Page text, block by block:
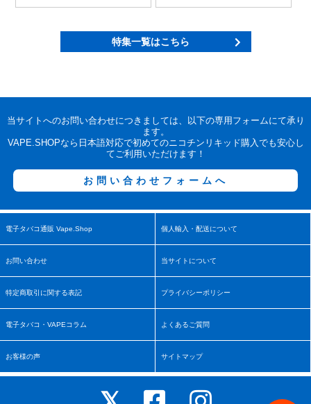
特集一覧はこちら
当サイトへのお問い合わせにつきましては、以下の専用フォームにて承り
ます。
VAPE.SHOPなら日本語対応で初めてのニコチンリキッド購入でも安心し
てご利用いただけます！
お問い合わせフォームへ
電子タバコ通販 Vape.Shop 個人輸入・配送について
お問い合わせ 当サイトについて
特定商取引に関する表記 プライバシーポリシー
電子タバコ・VAPEコラム よくあるご質問
お客様の声 サイトマップ